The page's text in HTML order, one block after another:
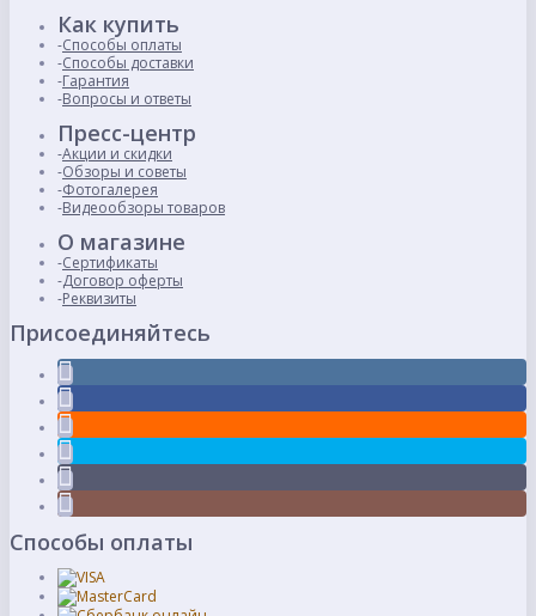
Как купить
Способы оплаты
Способы доставки
Гарантия
Вопросы и ответы
Пресс-центр
Акции и скидки
Обзоры и советы
Фотогалерея
Видеообзоры товаров
О магазине
Сертификаты
Договор оферты
Реквизиты
Присоединяйтесь
Способы оплаты